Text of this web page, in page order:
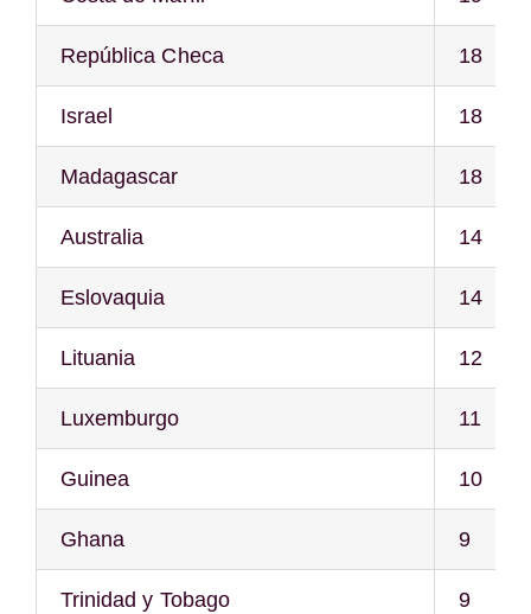
República Checa 18
Israel 18
Madagascar 18
Australia 14
Eslovaquia 14
Lituania 12
Luxemburgo 11
Guinea 10
Ghana 9
Trinidad y Tobago 9